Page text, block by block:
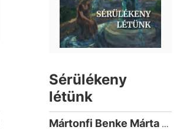
Sérülékeny
létünk
Mártonfi Benke Márta (1958-)